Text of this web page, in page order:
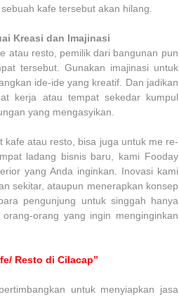
kafe tersebut akan hilang.
Kreasi dan Imajinasi
atau resto, pemilik dari bangunan pun
tersebut. Gunakan imajinasi untuk
ide-ide yang kreatif. Dan jadikan
kerja atau tempat sekedar kumpul
yang mengasyikan.
kafe atau resto, bisa juga untuk me re-
ladang bisnis baru, kami Fooday
yang Anda inginkan. Inovasi kami
sekitar, ataupun menerapkan konsep
pengunjung untuk singgah hanya
orang yang ingin menginginkan
Resto di Cilacap”
untuk menyiapkan jasa